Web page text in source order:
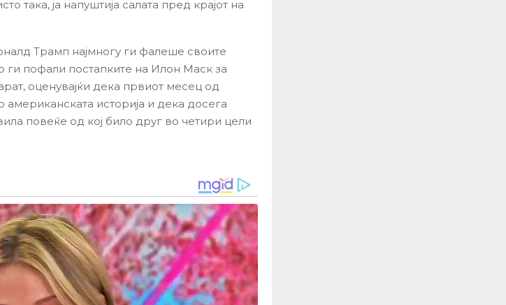
така, ја напуштија салата пред крајот на
Трамп најмногу ги фалеше своите
ги пофали постапките на Илон Маск за
оценувајќи дека првиот месец од
американската историја и дека досега
повеќе од кој било друг во четири цели